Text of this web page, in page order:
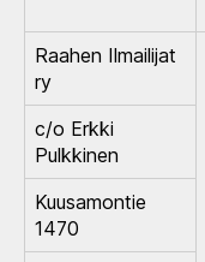
Raahen Ilmailijat
ry
c/o Erkki
Pulkkinen
Kuusamontie
1470